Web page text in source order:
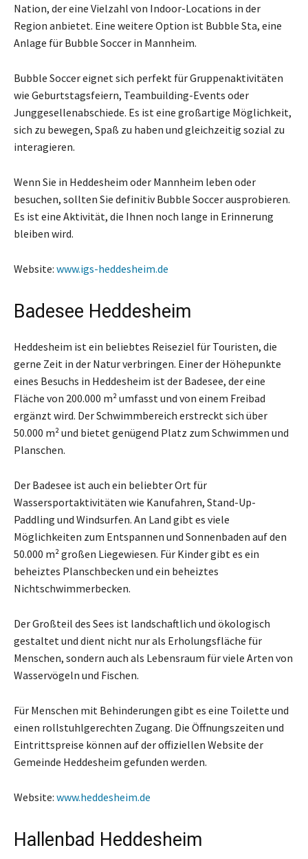
Nation, der eine Vielzahl von Indoor-Locations in der
Region anbietet. Eine weitere Option ist Bubble Sta, eine
Anlage für Bubble Soccer in Mannheim.
Bubble Soccer eignet sich perfekt für Gruppenaktivitäten
wie Geburtstagsfeiern, Teambuilding-Events oder
Junggesellenabschiede. Es ist eine großartige Möglichkeit,
sich zu bewegen, Spaß zu haben und gleichzeitig sozial zu
interagieren.
Wenn Sie in Heddesheim oder Mannheim leben oder
besuchen, sollten Sie definitiv Bubble Soccer ausprobieren.
Es ist eine Aktivität, die Ihnen noch lange in Erinnerung
bleiben wird.
Website: www.igs-heddesheim.de
Badesee Heddesheim
Heddesheim ist ein beliebtes Reiseziel für Touristen, die
gerne Zeit in der Natur verbringen. Einer der Höhepunkte
eines Besuchs in Heddesheim ist der Badesee, der eine
Fläche von 200.000 m² umfasst und von einem Freibad
ergänzt wird. Der Schwimmbereich erstreckt sich über
50.000 m² und bietet genügend Platz zum Schwimmen und
Planschen.
Der Badesee ist auch ein beliebter Ort für
Wassersportaktivitäten wie Kanufahren, Stand-Up-
Paddling und Windsurfen. An Land gibt es viele
Möglichkeiten zum Entspannen und Sonnenbaden auf den
50.000 m² großen Liegewiesen. Für Kinder gibt es ein
beheiztes Planschbecken und ein beheiztes
Nichtschwimmerbecken.
Der Großteil des Sees ist landschaftlich und ökologisch
gestaltet und dient nicht nur als Erholungsfläche für
Menschen, sondern auch als Lebensraum für viele Arten von
Wasservögeln und Fischen.
Für Menschen mit Behinderungen gibt es eine Toilette und
einen rollstuhlgerechten Zugang. Die Öffnungszeiten und
Eintrittspreise können auf der offiziellen Website der
Gemeinde Heddesheim gefunden werden.
Website: www.heddesheim.de
Hallenbad Heddesheim